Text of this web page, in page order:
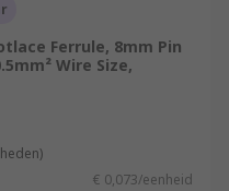
Ferrule, 8mm Pin
Wire Size,
€ 0,073/eenheid